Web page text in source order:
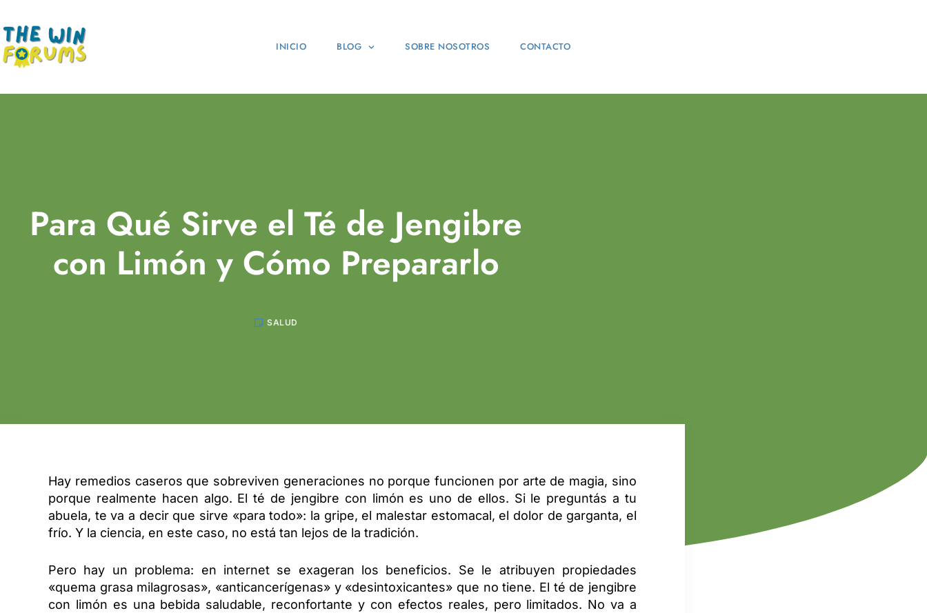
INICIO BLOG SOBRE NOSOTROS CONTACTO
Para Qué Sirve el Té de Jengibre
con Limón y Cómo Prepararlo
SALUD
Hay remedios caseros que sobreviven generaciones no porque funcionen por arte de magia, sino
porque realmente hacen algo. El té de jengibre con limón es uno de ellos. Si le preguntás a tu
abuela, te va a decir que sirve «para todo»: la gripe, el malestar estomacal, el dolor de garganta, el
frío. Y la ciencia, en este caso, no está tan lejos de la tradición.
Pero hay un problema: en internet se exageran los beneficios. Se le atribuyen propiedades
«quema grasa milagrosas», «anticancerígenas» y «desintoxicantes» que no tiene. El té de jengibre
con limón es una bebida saludable, reconfortante y con efectos reales, pero limitados. No va a